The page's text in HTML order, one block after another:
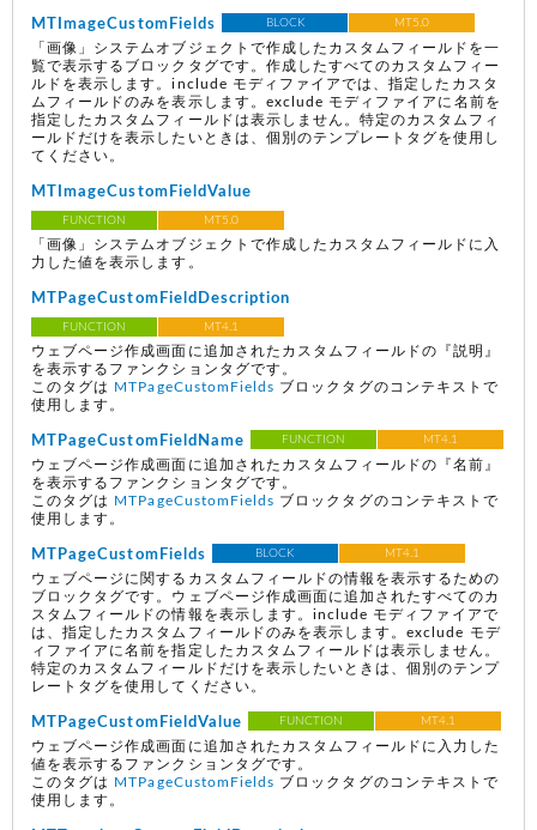
MTImageCustomFields BLOCK MT5.0
「画像」システムオブジェクトで作成したカスタムフィールドを一
覧で表示するブロックタグです。作成したすべてのカスタムフィー
ルドを表示します。include モディファイアでは、指定したカスタ
ムフィールドのみを表示します。exclude モディファイアに名前を
指定したカスタムフィールドは表示しません。特定のカスタムフィ
ールドだけを表示したいときは、個別のテンプレートタグを使用し
てください。
MTImageCustomFieldValue
FUNCTION MT5.0
「画像」システムオブジェクトで作成したカスタムフィールドに入
力した値を表示します。
MTPageCustomFieldDescription
FUNCTION MT4.1
ウェブページ作成画面に追加されたカスタムフィールドの『説明』
を表示するファンクションタグです。
このタグは
MTPageCustomFields ブロックタグのコンテキストで
使用します。
MTPageCustomFieldName FUNCTION MT4.1
ウェブページ作成画面に追加されたカスタムフィールドの『名前』
を表示するファンクションタグです。
このタグは
MTPageCustomFields ブロックタグのコンテキストで
使用します。
MTPageCustomFields BLOCK MT4.1
ウェブページに関するカスタムフィールドの情報を表示するための
ブロックタグです。ウェブページ作成画面に追加されたすべてのカ
スタムフィールドの情報を表示します。include モディファイアで
は、指定したカスタムフィールドのみを表示します。exclude モデ
ィファイアに名前を指定したカスタムフィールドは表示しません。
特定のカスタムフィールドだけを表示したいときは、個別のテンプ
レートタグを使用してください。
MTPageCustomFieldValue FUNCTION MT4.1
ウェブページ作成画面に追加されたカスタムフィールドに入力した
値を表示するファンクションタグです。
このタグは
MTPageCustomFields ブロックタグのコンテキストで
使用します。